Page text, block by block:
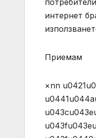
интернет
Приемам
×nn